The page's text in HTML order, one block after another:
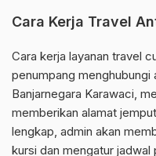
Cara Kerja Travel
Cara kerja layanan travel
penumpang menghubungi
Banjarnegara Karawaci,
memberikan alamat
lengkap, admin akan
kursi dan mengatur